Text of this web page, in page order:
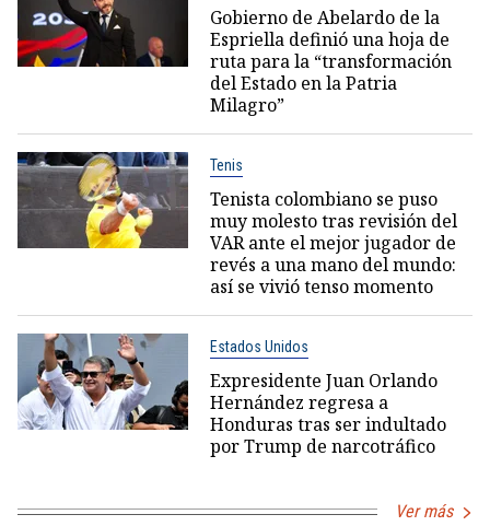
Gobierno de Abelardo de la
Espriella definió una hoja de
ruta para la “transformación
del Estado en la Patria
Milagro”
Tenis
Tenista colombiano se puso
muy molesto tras revisión del
VAR ante el mejor jugador de
revés a una mano del mundo:
así se vivió tenso momento
Estados Unidos
Expresidente Juan Orlando
Hernández regresa a
Honduras tras ser indultado
por Trump de narcotráfico
Ver más